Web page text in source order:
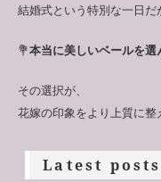
結婚式という特別な一日だ
💐本当に美しいベールを選
その選択が、
花嫁の印象をより上質に
Latest posts